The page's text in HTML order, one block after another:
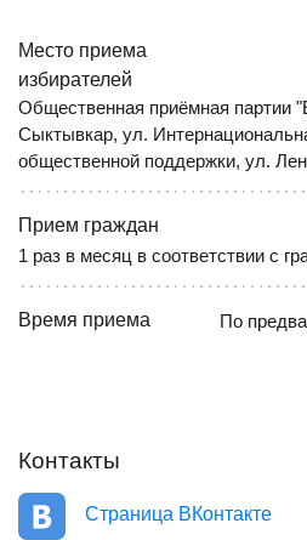
Место приема
избирателей
Общественная приёмная партии
Сыктывкар, ул.
общественной поддержки, ул.
Прием граждан
1 раз в месяц в соответствии с
Время приема По
Контакты
Страница ВКонтакте